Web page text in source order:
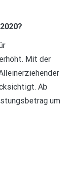
Mit der
Ab
um